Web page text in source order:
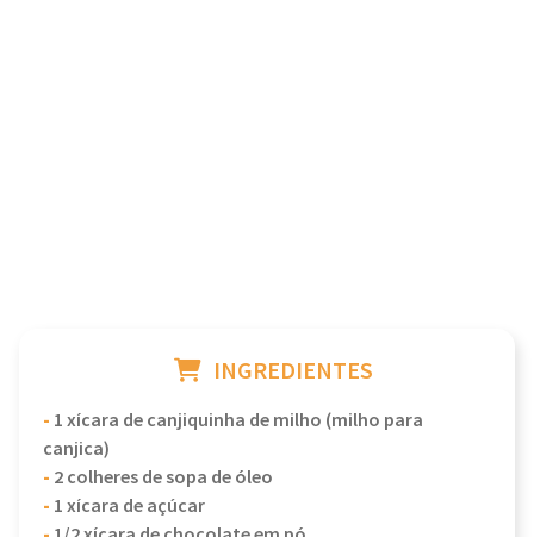
INGREDIENTES
- 1 xícara de canjiquinha de milho (milho para
canjica)
- 2 colheres de sopa de óleo
- 1 xícara de açúcar